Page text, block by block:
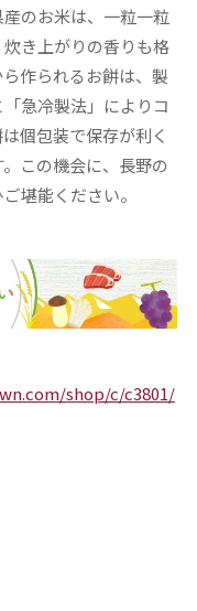
のお米は、一粒一粒
き上がりの香りも格
作られるお餅は、製
急冷製法」によりコ
個包装で保存が利く
この機会に、長野の
堪能ください。
shop/c/c3801/